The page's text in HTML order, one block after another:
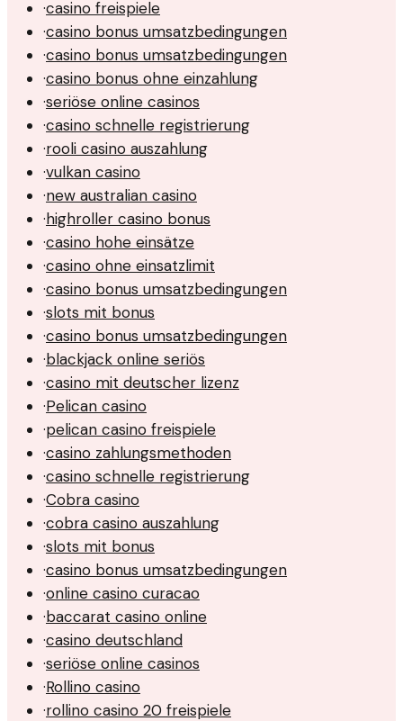
·casino freispiele
·casino bonus umsatzbedingungen
·casino bonus umsatzbedingungen
·casino bonus ohne einzahlung
·seriöse online casinos
·casino schnelle registrierung
·rooli casino auszahlung
·vulkan casino
·new australian casino
·highroller casino bonus
·casino hohe einsätze
·casino ohne einsatzlimit
·casino bonus umsatzbedingungen
·slots mit bonus
·casino bonus umsatzbedingungen
·blackjack online seriös
·casino mit deutscher lizenz
·Pelican casino
·pelican casino freispiele
·casino zahlungsmethoden
·casino schnelle registrierung
·Cobra casino
·cobra casino auszahlung
·slots mit bonus
·casino bonus umsatzbedingungen
·online casino curacao
·baccarat casino online
·casino deutschland
·seriöse online casinos
·Rollino casino
·rollino casino 20 freispiele